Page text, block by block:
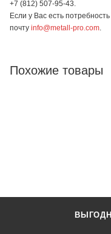
+7 (812) 507-95-43.
Если у Вас есть
почту info@metall-pro.com
Похожие товары